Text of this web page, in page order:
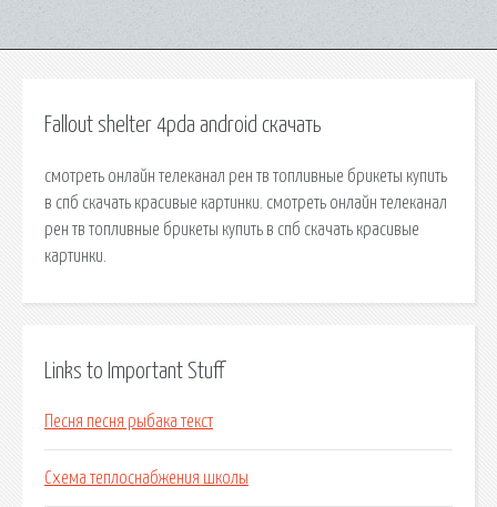
Fallout shelter 4pda android скачать
смотреть онлайн телеканал рен тв топливные брикеты купить
в спб скачать красивые картинки. смотреть онлайн телеканал
рен тв топливные брикеты купить в спб скачать красивые
картинки.
Links to Important Stuff
Песня песня рыбака текст
Схема теплоснабжения школы